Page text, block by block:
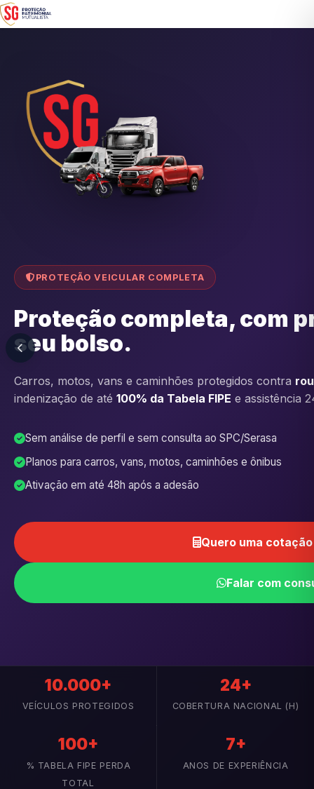
PROTEÇÃO VEICULAR COMPLETA
Proteção completa, com
seu bolso.
Carros, motos, vans e caminhões protegidos contra
indenização de até 100% da Tabela FIPE e assistência
Sem análise de perfil e sem consulta ao SPC/Serasa
Planos para carros, vans, motos, caminhões e ônibus
Ativação em até 48h após a adesão
Quero uma
Falar com
10.000+
VEÍCULOS PROTEGIDOS
24+
COBERTURA NACIONAL (H)
100+
% TABELA FIPE PERDA
TOTAL
7+
ANOS DE EXPERIÊNCIA